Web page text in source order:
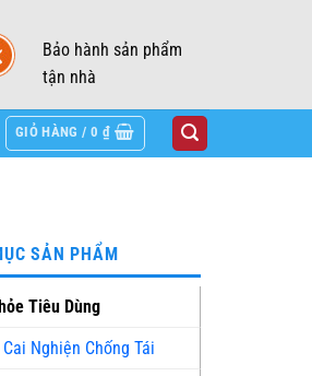
Bảo hành sản phẩm
tận nhà
GIỎ HÀNG / 0 ₫
SẢN PHẨM
Tiêu Dùng
Nghiện Chống Tái